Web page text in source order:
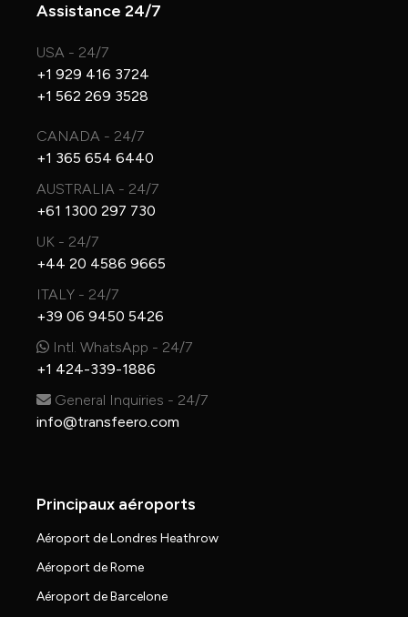
Assistance 24/7
USA - 24/7
+1 929 416 3724
+1 562 269 3528
CANADA - 24/7
+1 365 654 6440
AUSTRALIA - 24/7
+61 1300 297 730
UK - 24/7
+44 20 4586 9665
ITALY - 24/7
+39 06 9450 5426
Intl. WhatsApp - 24/7
+1 424-339-1886
General Inquiries - 24/7
info@transfeero.com
Principaux aéroports
Aéroport de Londres Heathrow
Aéroport de Rome
Aéroport de Barcelone